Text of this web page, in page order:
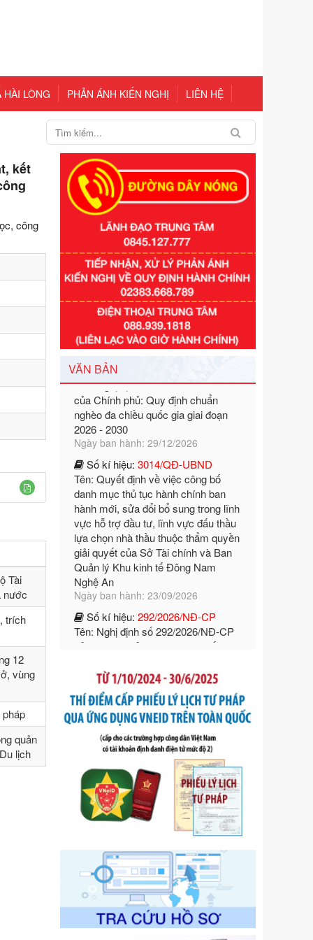
HÀI LÒNG PHẢN ÁNH KIẾN NGHỊ LIÊN HỆ
kết
công
Tài
nước
trích
12
vùng
quản
lịch
VĂN BẢN
Số kí hiệu:351/2025/NĐ-CP
Tên: Nghị định số 351/2025/NĐ-CP
của Chính phủ: Quy định chuẩn
nghèo đa chiều quốc gia giai đoạn
2026 - 2030
Ngày ban hành: 29/12/2026
Số kí hiệu:
3014/QĐ-UBND
Tên: Quyết định về việc công bố
hành mới, sửa đổi bổ sung trong lĩnh
vực hỗ trợ đầu tư, lĩnh vực đấu thầu
lựa chọn nhà thầu thuộc thẩm quyền
giải quyết của Sở Tài chính và Ban
Quản lý Khu kinh tế Đông Nam
Nghệ An
Ngày ban hành: 23/09/2026
Số kí hiệu:
292/2026/NĐ-CP
Tên: Nghị định số 292/2026/NĐ-CP
số điều và biện pháp để tổ chức,
hướng dẫn thi hành Luật Quản lý
Số kí hiệu:292/2026/NĐ-CP
Tên: Nghị định số 292/2026/NĐ-CP
của Chính phủ: Quy định chi tiết một
số điều và biện pháp để tổ chức,
hướng dẫn thi hành Luật Quản lý
Ngày ban hành: 21/07/2026
Số kí hiệu:105/2026/TT-BTC
Tên: Thông tư số 105/2026/TT-BTC
của Bộ Tài chính: Bãi bỏ Thông tư số
87/2019/TT- BТC ngày 19 tháng 12
năm 2019 của Bộ trưởng Bộ Tài
chính hướng dẫn thực hiện xử phạt
vi phạm hành chính trong lĩnh vực
kho bạc nhà nước
Ngày ban hành: 21/07/2026
Số kí hiệu:291/2026/NĐ-CP